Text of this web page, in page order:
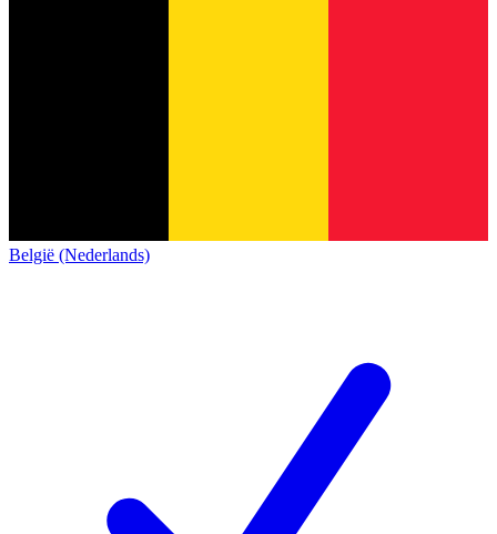
België (Nederlands)